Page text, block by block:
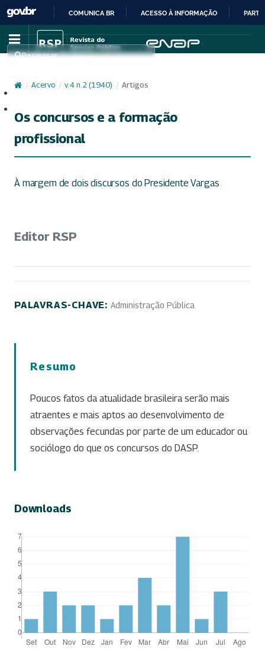
IR
PARA
CONTEÚDO
COMUNICA BR ACESSO À INFORMAÇÃO
Pesquisar
/ Acervo / v. 4 n. 2 (1940) / Artigos
Os concursos e a formação
profissional
À margem de dois discursos do Presidente Vargas
Editor RSP
PALAVRAS-CHAVE: Administração Pública
Resumo
Poucos fatos da atualidade brasileira serão mais
atraentes e mais aptos ao desenvolvimento de
observações fecundas por parte de um educador ou
sociólogo do que os concursos do DASP.
Downloads